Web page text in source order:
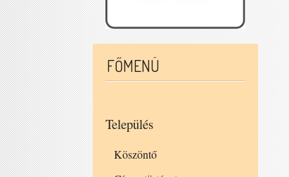
FŐMENÜ
Település
Köszöntő